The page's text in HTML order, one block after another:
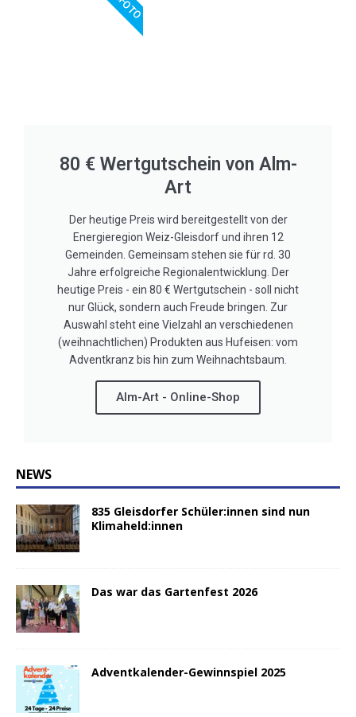
80 € Wertgutschein von Alm-
Art
Der heutige Preis wird bereitgestellt von der
Energieregion Weiz-Gleisdorf und ihren 12
Gemeinden. Gemeinsam stehen sie für rd. 30
Jahre erfolgreiche Regionalentwicklung. Der
heutige Preis - ein 80 € Wertgutschein - soll nicht
nur Glück, sondern auch Freude bringen. Zur
Auswahl steht eine Vielzahl an verschiedenen
(weihnachtlichen) Produkten aus Hufeisen: vom
Adventkranz bis hin zum Weihnachtsbaum.
Alm-Art - Online-Shop
NEWS
835 Gleisdorfer Schüler:innen sind nun
Klimaheld:innen
Das war das Gartenfest 2026
Adventkalender-Gewinnspiel 2025